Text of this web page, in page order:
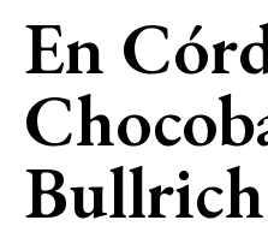
En
Bullrich